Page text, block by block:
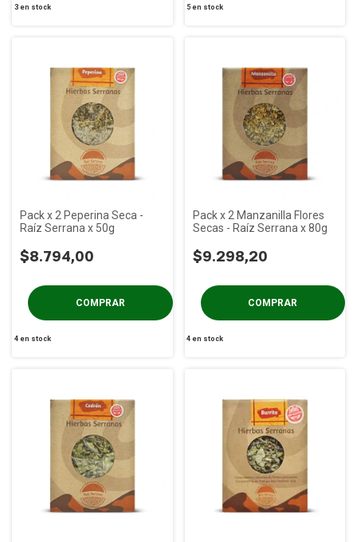
3en stock 5 en stock
Pack x 2 Peperina Seca -
Raíz Serrana x 50g
$8.794,00
4en stock
Pack x 2 Manzanilla Flores
Secas - Raíz Serrana x 80g
$9.298,20
4 en stock